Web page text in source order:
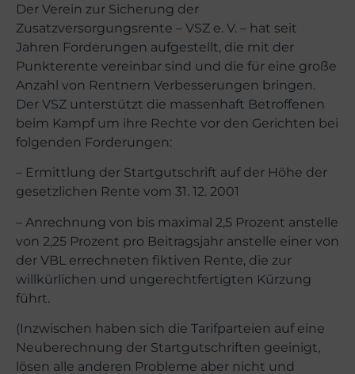
Der Verein zur Sicherung der
Zusatzversorgungsrente – VSZ e. V. – hat seit
Jahren Forderungen aufgestellt, die mit der
Punkterente vereinbar sind und die für eine große
Anzahl von Rentnern Verbesserungen bringen.
Der VSZ unterstützt die massenhaft Betroffenen
beim Kampf um ihre Rechte vor den Gerichten bei
folgenden Forderungen:
– Ermittlung der Startgutschrift auf der Höhe der
gesetzlichen Rente vom 31. 12. 2001
– Anrechnung von bis maximal 2,5 Prozent anstelle
von 2,25 Prozent pro Beitragsjahr anstelle einer von
der VBL errechneten fiktiven Rente, die zur
willkürlichen und ungerechtfertigten Kürzung
führt.
(Inzwischen haben sich die Tarifparteien auf eine
Neuberechnung der Startgutschriften geeinigt,
lösen alle anderen Probleme aber nicht und